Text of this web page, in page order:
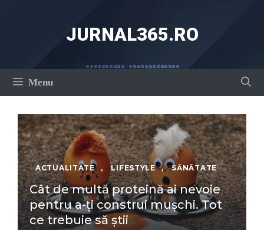
JURNAL365.RO
Menu
ACTUALITATE , LIFESTYLE , SĂNĂTATE
Cât de multă proteină ai nevoie
pentru a-ți construi mușchi. Tot
ce trebuie să știi